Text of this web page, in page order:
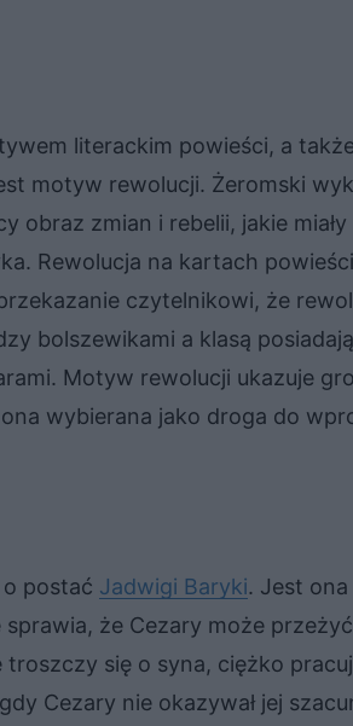
literackim powieści, a
motyw rewolucji. Żeromski
obraz zmian i rebelii, jakie miały
Rewolucja na kartach
czytelnikowi, że
bolszewikami a klasą
Motyw rewolucji ukazuje
wybierana jako droga do
postać Jadwigi Baryki. Jest
że Cezary może
się o syna, ciężko
Cezary nie okazywał jej